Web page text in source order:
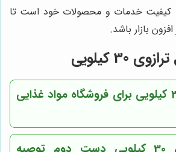
کیفیت خدمات و محصولات خود است تا
بازار باشد.
کیلویی
چه نوع ترازوی 30 کیلویی برای فروشگاه مواد غذایی